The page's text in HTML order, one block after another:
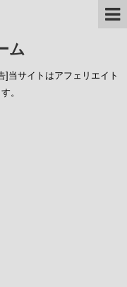
ム
]当サイトはアフェリエイト
。